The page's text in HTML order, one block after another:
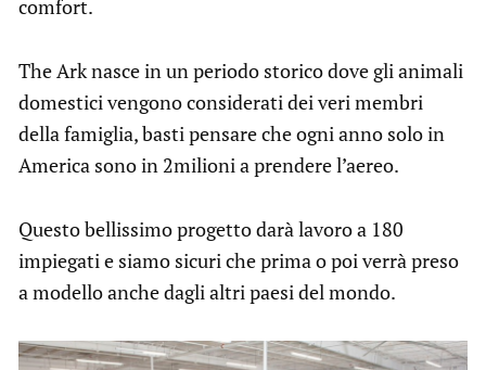
comfort.
The Ark nasce in un periodo storico dove gli animali
domestici vengono considerati dei veri membri
della famiglia, basti pensare che ogni anno solo in
America sono in 2milioni a prendere l’aereo.
Questo bellissimo progetto darà lavoro a 180
impiegati e siamo sicuri che prima o poi verrà preso
a modello anche dagli altri paesi del mondo.